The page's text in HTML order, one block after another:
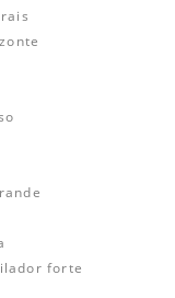
forte